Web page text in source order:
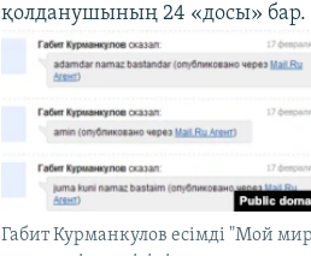
қолданушының 24 «досы» бар.
Габит Курманкулов есімді "Мой